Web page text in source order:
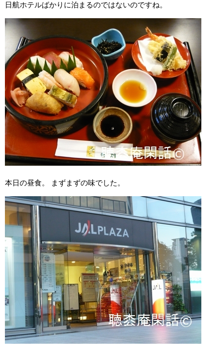
日航ホテルばかりに泊まるのではないのですね。
本日の昼食。 まずまずの味でした。